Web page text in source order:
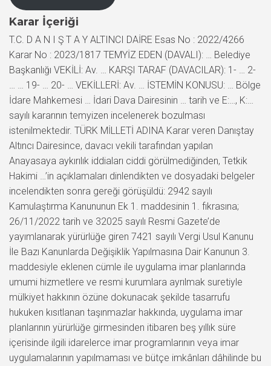
Karar İçeriği
T.C. D A N I Ş T A Y ALTINCI DAİRE Esas No : 2022/4266
Karar No : 2023/1817 TEMYİZ EDEN (DAVALI): … Belediye
Başkanlığı VEKİLİ: Av. … KARŞI TARAF (DAVACILAR): 1- … 2-
… … 19- … 20- … VEKİLLERİ: Av. … İSTEMİN KONUSU: … Bölge
İdare Mahkemesi … İdari Dava Dairesinin … tarih ve E:…, K:…
sayılı kararının temyizen incelenerek bozulması
istenilmektedir. TÜRK MİLLETİ ADINA Karar veren Danıştay
Altıncı Dairesince, davacı vekili tarafından yapılan
Anayasaya aykırılık iddiaları ciddi görülmediğinden, Tetkik
Hakimi …’in açıklamaları dinlendikten ve dosyadaki belgeler
incelendikten sonra gereği görüşüldü: 2942 sayılı
Kamulaştırma Kanununun Ek 1. maddesinin 1. fıkrasına;
26/11/2022 tarih ve 32025 sayılı Resmi Gazete’de
yayımlanarak yürürlüğe giren 7421 sayılı Vergi Usul Kanunu
İle Bazı Kanunlarda Değişiklik Yapılmasına Dair Kanunun 3.
maddesiyle eklenen cümle ile uygulama imar planlarında
umumi hizmetlere ve resmi kurumlara ayrılmak suretiyle
mülkiyet hakkının özüne dokunacak şekilde tasarrufu
hukuken kısıtlanan taşınmazlar hakkında, uygulama imar
planlarının yürürlüğe girmesinden itibaren beş yıllık süre
içerisinde ilgili idarelerce imar programlarının veya imar
uygulamalarının yapılmaması ve bütçe imkânları dâhilinde bu